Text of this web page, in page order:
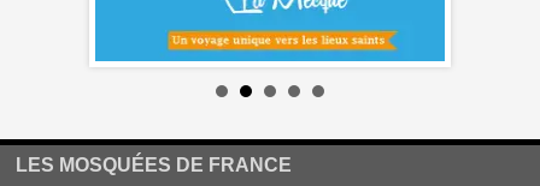
LES MOSQUÉES DE FRANCE